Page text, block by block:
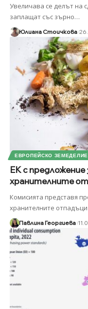
Увеличава се делът на
заплащат със зърно…
Юлиана Стоичкова
ЕВРОПЕЙСКО ЗЕМЕДЕЛИЕ
ЕК с предложение
хранителните
Комисията представя
хранителните
Павлина Георгиева